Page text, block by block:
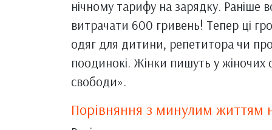
нічному тарифу на зарядку. Раніше
витрачати 600 гривень! Тепер ці
одяг для дитини, репетитора чи
поодинокі. Жінки пишуть у жіночих
свободи».
Порівняння з минулим життям